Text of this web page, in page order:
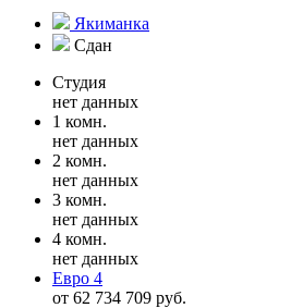
Якиманка
Сдан
Студия
нет данных
1 комн.
нет данных
2 комн.
нет данных
3 комн.
нет данных
4 комн.
нет данных
Евро 4
от 62 734 709 руб.